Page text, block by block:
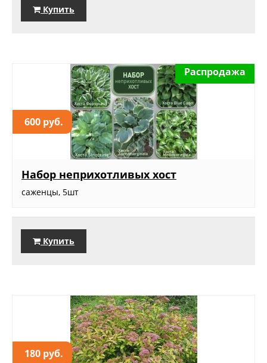
Купить
600 руб.
Распродажа
Набор неприхотливых хост
саженцы, 5шт
Купить
180 руб.